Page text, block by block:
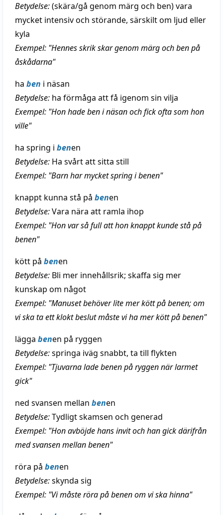
Betydelse:(skära/gå genom märg och ben) vara
mycket intensiv och störande, särskilt om ljud eller
kyla
Exempel: "Hennes skrik skar genom märg och ben på
åskådarna"
ha ben i näsan
Betydelse: ha förmåga att få igenom sin vilja
Exempel: "Hon hade ben i näsan och fick ofta som hon
ville"
ha spring i benen
Betydelse: Ha svårt att sitta still
Exempel: "Barn har mycket spring i benen"
knappt kunna stå på benen
Betydelse:Vara nära att ramla ihop
Exempel: "Hon var så full att hon knappt kunde stå på
benen"
kött på benen
Betydelse: Bli mer innehållsrik; skaffa sig mer
kunskap om något
Exempel: "Manuset behöver lite mer kött på benen; om
vi ska ta ett klokt beslut måste vi ha mer kött på benen"
lägga benen på ryggen
Betydelse:springa iväg snabbt, ta till flykten
Exempel: "Tjuvarna lade benen på ryggen när larmet
gick"
ned svansen mellan benen
Betydelse:Tydligt skamsen och generad
Exempel: "Hon avböjde hans invit och han gick därifrån
med svansen mellan benen"
röra på benen
Betydelse:skynda sig
Exempel: "Vi måste röra på benen om vi ska hinna"